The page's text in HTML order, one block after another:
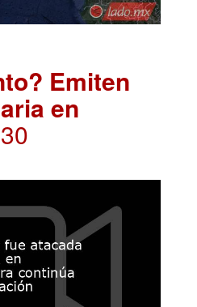
Emiten
en